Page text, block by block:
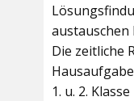
austauschen
Die zeitliche
1. u. 2.